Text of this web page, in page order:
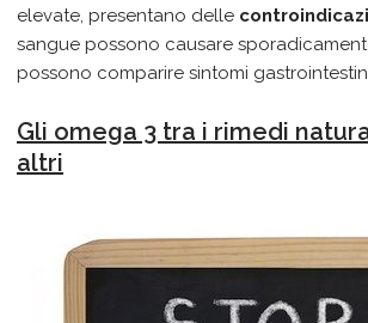
elevate, presentano delle
sangue possono causare
possono comparire sintomi
Gli omega 3 tra i rimedi
altri